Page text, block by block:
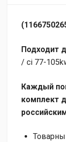
Подходит
/ ci 77-
Каждый
комплект